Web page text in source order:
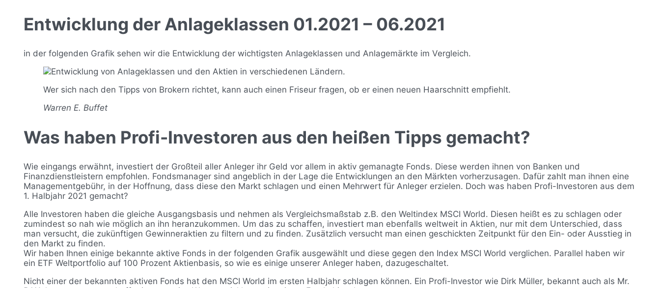
Entwicklung der Anlageklassen 01.2021 – 06.2021
in der folgenden Grafik sehen wir die Entwicklung der wichtigsten Anlageklassen und Anlagemärkte im Vergleich.
Wer sich nach den Tipps von Brokern richtet, kann auch einen Friseur fragen, ob er einen neuen Haarschnitt empfiehlt.
Warren E. Buffet
Was haben Profi-Investoren aus den heißen Tipps gemacht?
Wie eingangs erwähnt, investiert der Großteil aller Anleger ihr Geld vor allem in aktiv gemanagte Fonds. Diese werden ihnen von Banken und
Finanzdienstleistern empfohlen. Fondsmanager sind angeblich in der Lage die Entwicklungen an den Märkten vorherzusagen. Dafür zahlt man ihnen eine
Managementgebühr, in der Hoffnung, dass diese den Markt schlagen und einen Mehrwert für Anleger erzielen. Doch was haben Profi-Investoren aus dem
1. Halbjahr 2021 gemacht?
Alle Investoren haben die gleiche Ausgangsbasis und nehmen als Vergleichsmaßstab z.B. den Weltindex MSCI World. Diesen heißt es zu schlagen oder
zumindest so nah wie möglich an ihn heranzukommen. Um das zu schaffen, investiert man ebenfalls weltweit in Aktien, nur mit dem Unterschied, dass
man versucht, die zukünftigen Gewinneraktien zu filtern und zu finden. Zusätzlich versucht man einen geschickten Zeitpunkt für den Ein- oder Ausstieg in
den Markt zu finden.
Wir haben Ihnen einige bekannte aktive Fonds in der folgenden Grafik ausgewählt und diese gegen den Index MSCI World verglichen. Parallel haben wir
ein ETF Weltportfolio auf 100 Prozent Aktienbasis, so wie es einige unserer Anleger haben, dazugeschaltet.
Nicht einer der bekannten aktiven Fonds hat den MSCI World im ersten Halbjahr schlagen können. Ein Profi-Investor wie Dirk Müller, bekannt auch als Mr.